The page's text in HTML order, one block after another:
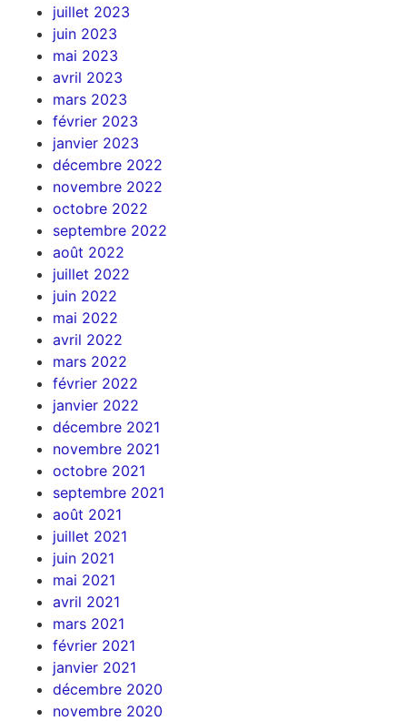
juillet 2023
juin 2023
mai 2023
avril 2023
mars 2023
février 2023
janvier 2023
décembre 2022
novembre 2022
octobre 2022
septembre 2022
août 2022
juillet 2022
juin 2022
mai 2022
avril 2022
mars 2022
février 2022
janvier 2022
décembre 2021
novembre 2021
octobre 2021
septembre 2021
août 2021
juillet 2021
juin 2021
mai 2021
avril 2021
mars 2021
février 2021
janvier 2021
décembre 2020
novembre 2020